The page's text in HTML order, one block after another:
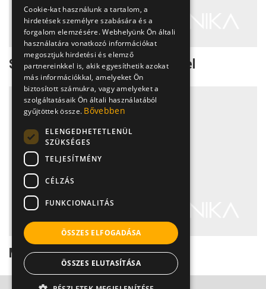
Szoptatás homeopátiás segítséggel
Miért növények a szülés szerei?
Cookie-kat használunk a tartalom, a
hirdetések személyre szabására és a
forgalom elemzésére. Webhelyünk Ön általi
használatára vonatkozó információkat
megosztjuk hirdetési és elemző
partnereinkkel is, akik egyesíthetik azokat
más információkkal, amelyeket Ön
biztosított számukra, vagy amelyeket a
szolgáltatásaik Ön általi használatából
gyűjtöttek össze. Bővebben
ELENGEDHETETLENÜL
SZÜKSÉGES
TELJESÍTMÉNY
CÉLZÁS
FUNKCIONALITÁS
ÖSSZES ELFOGADÁSA
ÖSSZES ELUTASÍTÁSA